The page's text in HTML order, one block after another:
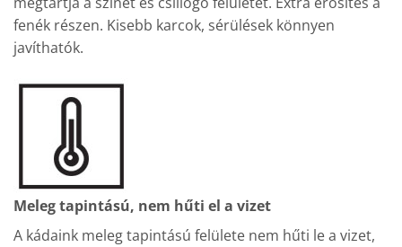
fenék részen. Kisebb karcok, sérülések könnyen
javíthatók.
Meleg tapintású, nem hűti el a vizet
A kádaink meleg tapintású felülete nem hűti le a vizet,